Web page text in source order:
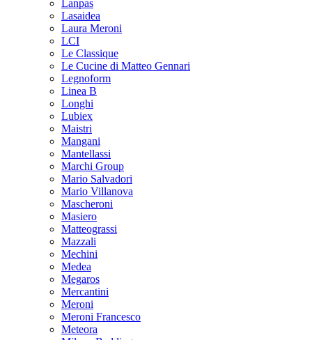
Lanpas
Lasaidea
Laura Meroni
LCI
Le Classique
Le Cucine di Matteo Gennari
Legnoform
Linea B
Longhi
Lubiex
Maistri
Mangani
Mantellassi
Marchi Group
Mario Salvadori
Mario Villanova
Mascheroni
Masiero
Matteograssi
Mazzali
Mechini
Medea
Megaros
Mercantini
Meroni
Meroni Francesco
Meteora